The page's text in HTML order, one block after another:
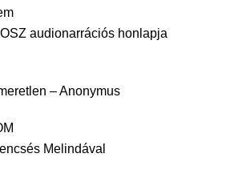
audionarrációs honlapja
– Anonymus
Melindával